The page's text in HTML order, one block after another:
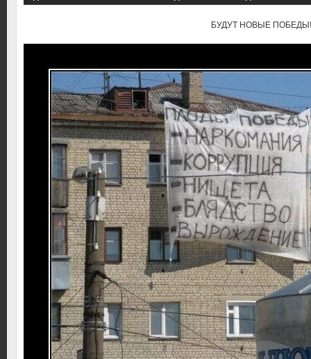
БУДУТ НОВЫЕ ПОБЕДЫ!